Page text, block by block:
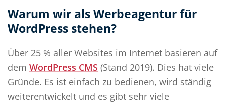
Warum wir als Werbeagentur für
WordPress stehen?
Über 25 % aller Websites im Internet basieren auf
dem WordPress CMS (Stand 2019). Dies hat viele
Gründe. Es ist einfach zu bedienen, wird ständig
weiterentwickelt und es gibt sehr viele